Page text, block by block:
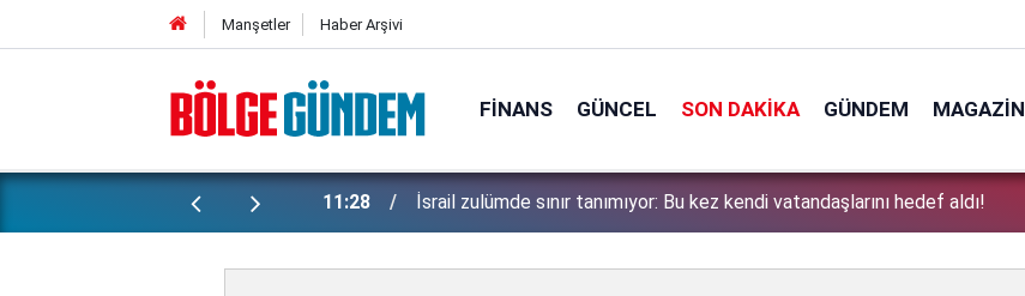
Manşetler Haber Arşivi
FINANS GÜNCEL SON DAKIKA GÜNDEM MAGAZIN
Bakan Gürlek şüpheli 2 çocuğun
11:28 İsrail zulümde sınır tanımıyor: Bu kez kendi vatandaşlarını hedef aldı!